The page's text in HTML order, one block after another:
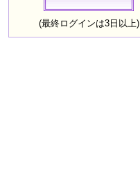
(最終ログインは3日以上)